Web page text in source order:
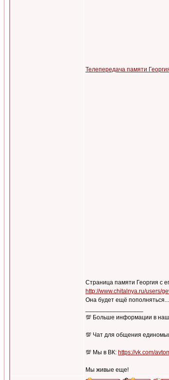
Телепередача памяти
Страница памяти Георгия с
http://www.chitalnya.ru/users/
Она будет ещё пополняться...
💯 Больше информации в
💯 Чат для общения
💯 Мы в ВК: https://vk.com/
Мы живые еще!